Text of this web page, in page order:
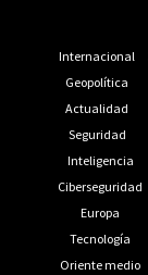
Internacional
Geopolítica
Actualidad
Seguridad
Inteligencia
Ciberseguridad
Europa
Tecnología
Oriente medio